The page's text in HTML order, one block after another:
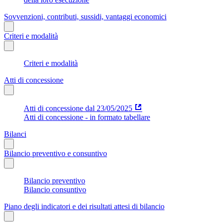
Sovvenzioni, contributi, sussidi, vantaggi economici
Criteri e modalità
Criteri e modalità
Atti di concessione
Atti di concessione dal 23/05/2025
Atti di concessione - in formato tabellare
Bilanci
Bilancio preventivo e consuntivo
Bilancio preventivo
Bilancio consuntivo
Piano degli indicatori e dei risultati attesi di bilancio